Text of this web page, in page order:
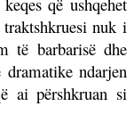
nuk i
të barbarisë dhe
ndarjen
ai përshkruan si